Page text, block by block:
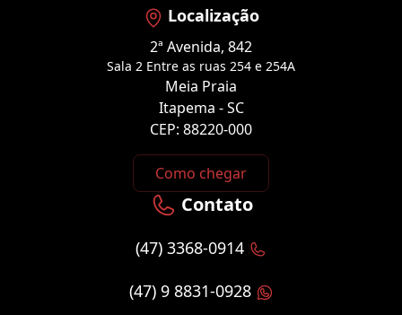
Localização
2ª Avenida, 842
Sala 2 Entre as ruas 254 e 254A
Meia Praia
Itapema - SC
CEP: 88220-000
Como chegar
Contato
(47) 3368-0914
(47) 9 8831-0928